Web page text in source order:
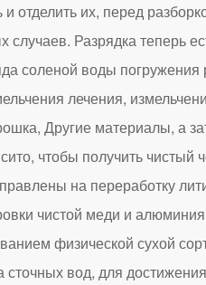
и отделить их, перед
Разрядка теперь
соленой воды погружения
лечения,
Другие материалы, а
чтобы получить чистый
на переработку
чистой меди и
физической сухой
вод, для